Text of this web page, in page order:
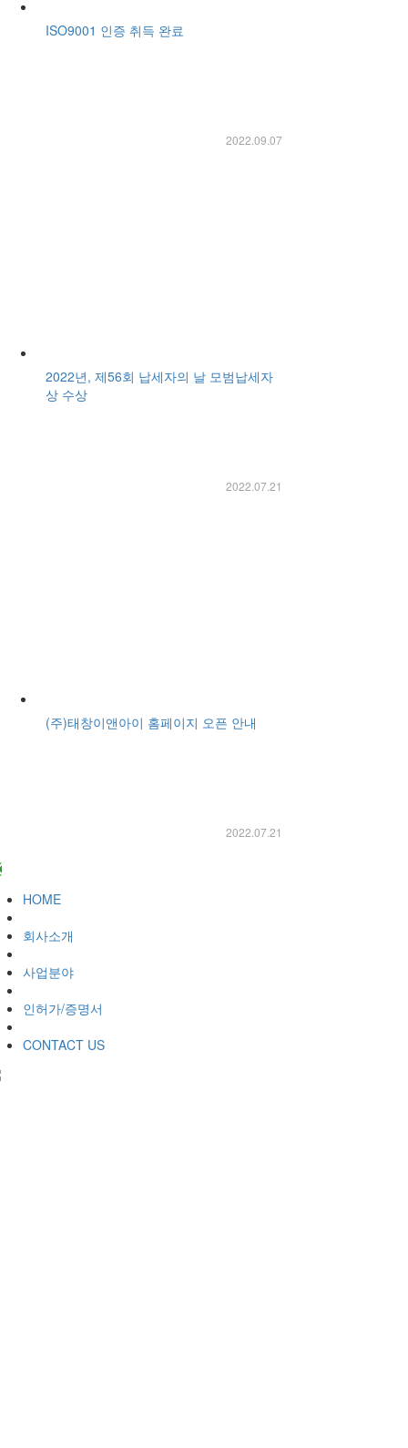
ISO9001 인증 취득 완료
2022.09.07
2022년, 제56회 납세자의 날 모범납세자
상 수상
2022.07.21
(주)태창이앤아이 홈페이지 오픈 안내
2022.07.21
HOME
회사소개
사업분야
인허가/증명서
CONTACT US